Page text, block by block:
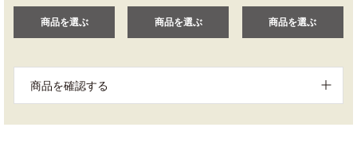
商品を選ぶ 商品を選ぶ 商品を選ぶ
商品を確認する